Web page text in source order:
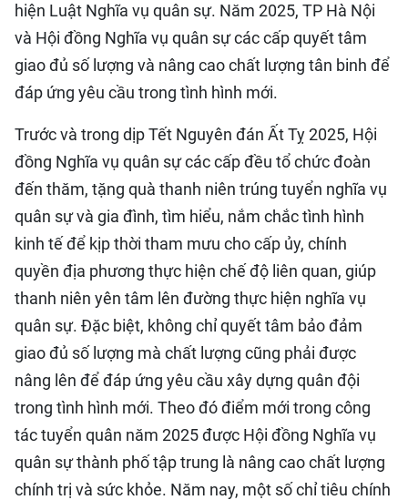
hiện Luật Nghĩa vụ quân sự. Năm 2025, TP Hà Nội
và Hội đồng Nghĩa vụ quân sự các cấp quyết tâm
giao đủ số lượng và nâng cao chất lượng tân binh để
đáp ứng yêu cầu trong tình hình mới.
Trước và trong dịp Tết Nguyên đán Ất Tỵ 2025, Hội
đồng Nghĩa vụ quân sự các cấp đều tổ chức đoàn
đến thăm, tặng quà thanh niên trúng tuyển nghĩa vụ
quân sự và gia đình, tìm hiểu, nắm chắc tình hình
kinh tế để kịp thời tham mưu cho cấp ủy, chính
quyền địa phương thực hiện chế độ liên quan, giúp
thanh niên yên tâm lên đường thực hiện nghĩa vụ
quân sự. Đặc biệt, không chỉ quyết tâm bảo đảm
giao đủ số lượng mà chất lượng cũng phải được
nâng lên để đáp ứng yêu cầu xây dựng quân đội
trong tình hình mới. Theo đó điểm mới trong công
tác tuyển quân năm 2025 được Hội đồng Nghĩa vụ
quân sự thành phố tập trung là nâng cao chất lượng
chính trị và sức khỏe. Năm nay, một số chỉ tiêu chính